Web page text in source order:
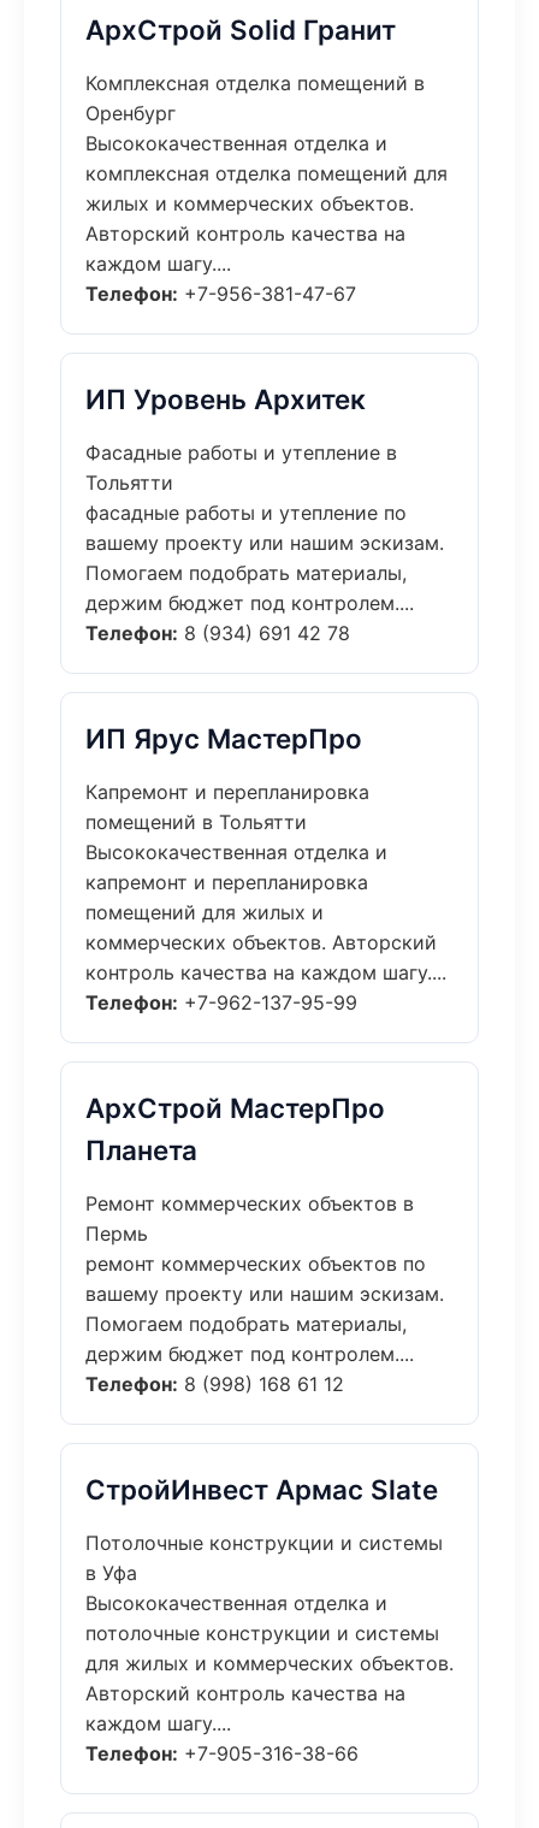
АрхСтрой Solid Гранит
Комплексная отделка помещений в
Оренбург
Высококачественная отделка и
комплексная отделка помещений для
жилых и коммерческих объектов.
Авторский контроль качества на
каждом шагу....
Телефон: +7-956-381-47-67
ИП Уровень Архитек
Фасадные работы и утепление в
Тольятти
фасадные работы и утепление по
вашему проекту или нашим эскизам.
Помогаем подобрать материалы,
держим бюджет под контролем....
Телефон: 8 (934) 691 42 78
ИП Ярус МастерПро
Капремонт и перепланировка
помещений в Тольятти
Высококачественная отделка и
капремонт и перепланировка
помещений для жилых и
коммерческих объектов. Авторский
контроль качества на каждом шагу....
Телефон: +7-962-137-95-99
АрхСтрой МастерПро
Планета
Ремонт коммерческих объектов в
Пермь
ремонт коммерческих объектов по
вашему проекту или нашим эскизам.
Помогаем подобрать материалы,
держим бюджет под контролем....
Телефон: 8 (998) 168 61 12
СтройИнвест Армас Slate
Потолочные конструкции и системы
в Уфа
Высококачественная отделка и
потолочные конструкции и системы
для жилых и коммерческих объектов.
Авторский контроль качества на
каждом шагу....
Телефон: +7-905-316-38-66